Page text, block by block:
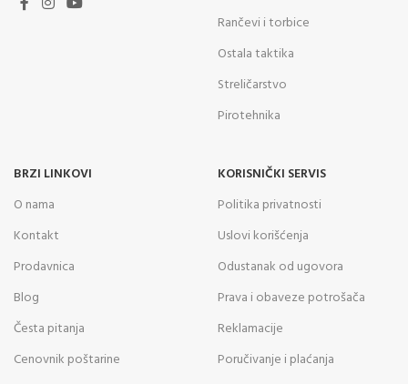
Rančevi i torbice
Ostala taktika
Streličarstvo
Pirotehnika
BRZI LINKOVI
O nama
Kontakt
Prodavnica
Blog
Česta pitanja
Cenovnik poštarine
KORISNIČKI SERVIS
Politika privatnosti
Uslovi korišćenja
Odustanak od ugovora
Prava i obaveze potrošača
Reklamacije
Poručivanje i plaćanja